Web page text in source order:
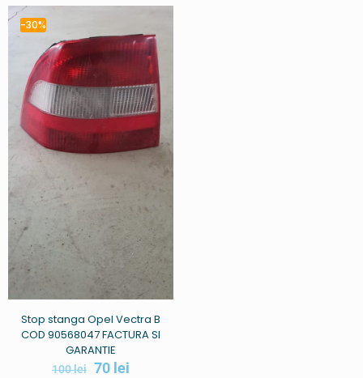
-30%
Stop stanga Opel Vectra B
COD 90568047 FACTURA SI
GARANTIE
100lei 70 lei